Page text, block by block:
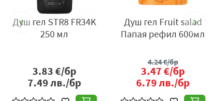
Душ гел STR8 FR34K
250 мл
3.83€/бр
7.49лв./бр
Душ гел Fruit salad
Папая рефил 600мл
4.24€/бр
3.47€/бр
6.79лв./бр